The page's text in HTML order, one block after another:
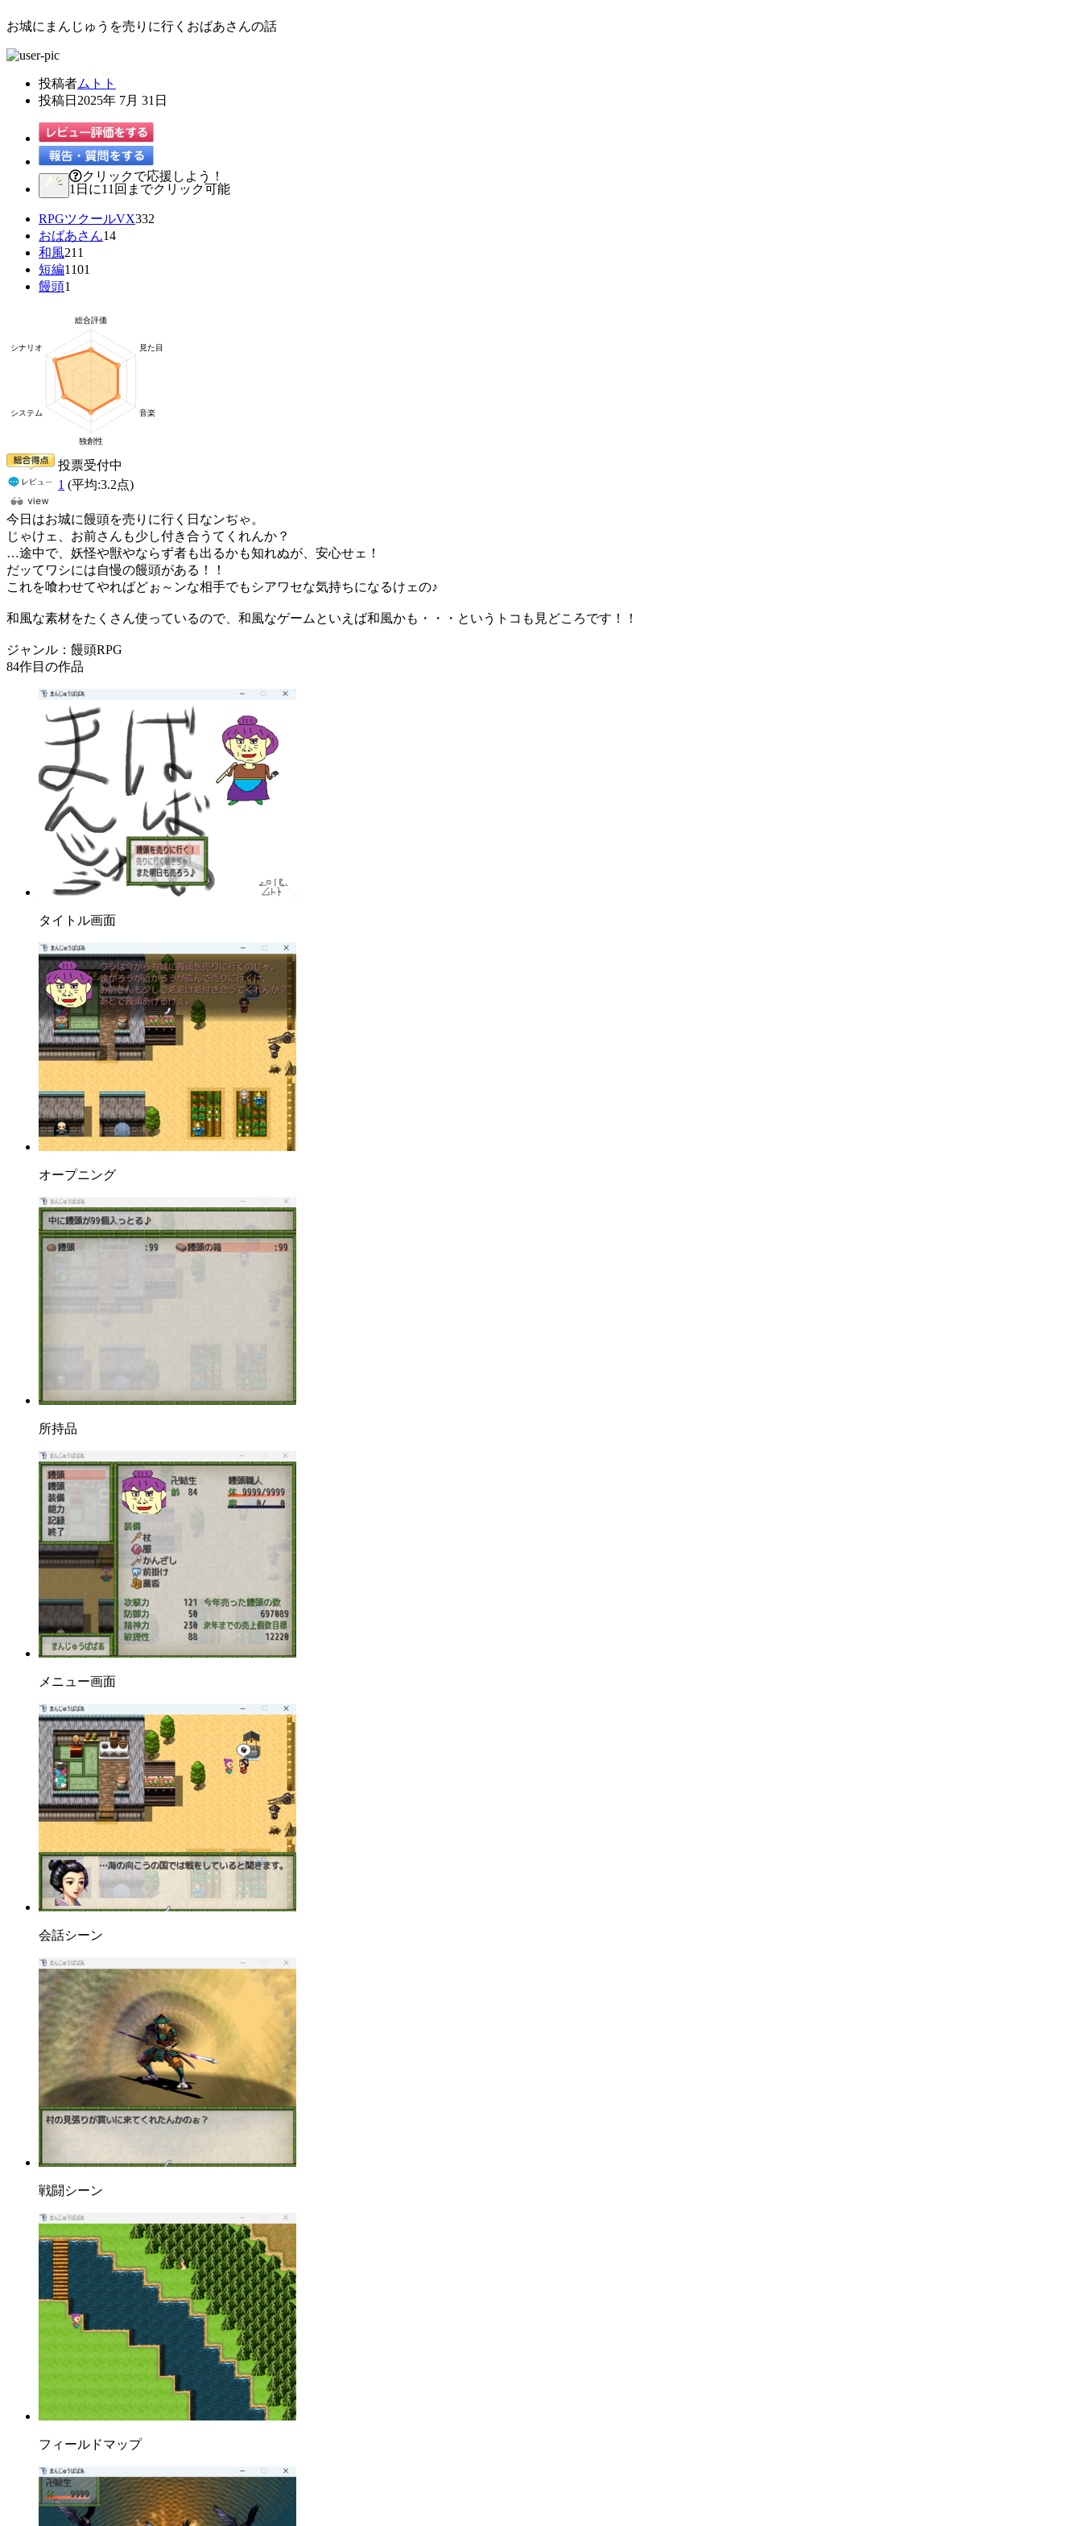
お城にまんじゅうを売りに行くおばあさんの話
投稿者ムトト
投稿日 2025年 7月 31日
クリックで応援しよう！
1日に11回までクリック可能
RPGツクールVX332
おばあさん14
和風211
短編1101
饅頭1
投票受付中
1 (平均:3.2点)
今日はお城に饅頭を売りに行く日なンぢゃ。
じゃけェ、お前さんも少し付き合うてくれんか？
…途中で、妖怪や獣やならず者も出るかも知れぬが、安心せェ！
だッてワシには自慢の饅頭がある！！
これを喰わせてやればどぉ～ンな相手でもシアワセな気持ちになるけェの♪
和風な素材をたくさん使っているので、和風なゲームといえば和風かも・・・というトコも見どころです！！
ジャンル：饅頭RPG
84作目の作品
タイトル画面
オープニング
所持品
メニュー画面
会話シーン
戦闘シーン
フィールドマップ